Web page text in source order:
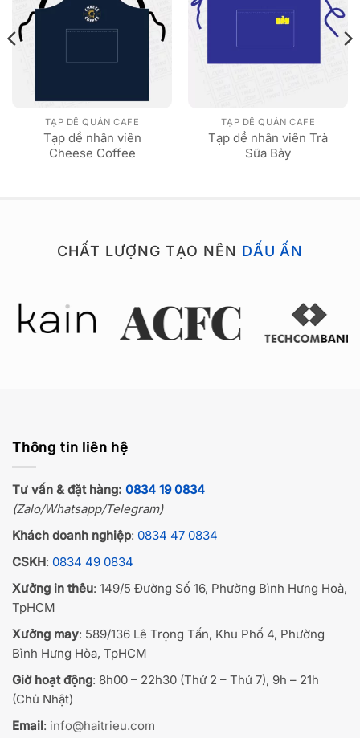
TẠP DỀ QUÁN CAFE
Tạp dề nhân viên
Cheese Coffee
TẠP DỀ QUÁN CAFE
Tạp dề nhân viên Trà
Sữa Bảy
CHẤT LƯỢNG TẠO NÊN DẤU ẤN
Thông tin liên hệ
Tư vấn & đặt hàng: 0834 19 0834
(Zalo/Whatsapp/Telegram)
Khách doanh nghiệp: 0834 47 0834
CSKH: 0834 49 0834
Xưởng in thêu: 149/5 Đường Số 16, Phường Bình Hưng Hoà,
TpHCM
Xưởng may: 589/136 Lê Trọng Tấn, Khu Phố 4, Phường
Bình Hưng Hòa, TpHCM
Giờ hoạt động: 8h00 – 22h30 (Thứ 2 – Thứ 7), 9h – 21h
(Chủ Nhật)
Email: info@haitrieu.com